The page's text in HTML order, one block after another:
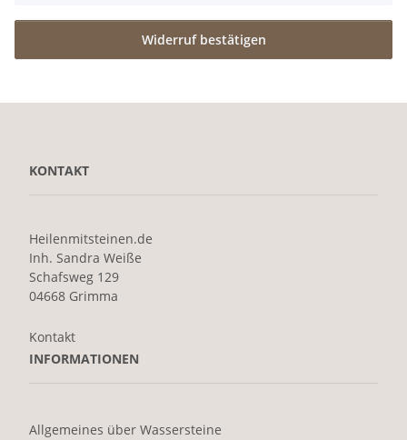
Widerruf bestätigen
KONTAKT
Heilenmitsteinen.de
Inh. Sandra Weiße
Schafsweg 129
04668 Grimma
Kontakt
INFORMATIONEN
Allgemeines über Wassersteine